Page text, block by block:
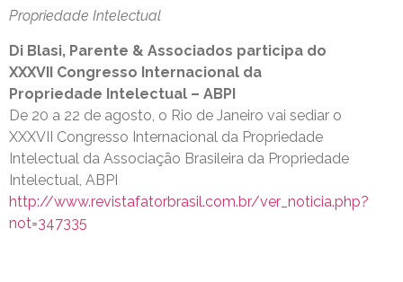
Propriedade Intelectual
Di Blasi, Parente & Associados participa do
XXXVII Congresso Internacional da
Propriedade Intelectual – ABPI
De 20 a 22 de agosto, o Rio de Janeiro vai sediar o
XXXVII Congresso Internacional da Propriedade
Intelectual da Associação Brasileira da Propriedade
Intelectual, ABPI
http://www.revistafatorbrasil.com.br/ver_noticia.php?
not=347335